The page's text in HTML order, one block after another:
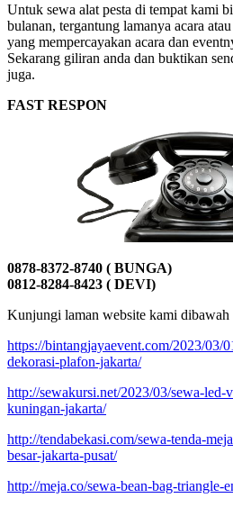
Untuk sewa alat pesta di tempat kami
bulanan, tergantung lamanya acara
yang mempercayakan acara dan
Sekarang giliran anda dan buktikan
juga.
FAST RESPON
0878-8372-8740 ( BUNGA)
0812-8284-8423 ( DEVI)
Kunjungi laman website kami
https://bintangjayaevent.com/2023/03/
dekorasi-plafon-jakarta/
http://sewakursi.net/2023/03/sewa-led-
kuningan-jakarta/
http://tendabekasi.com/sewa-tenda-
besar-jakarta-pusat/
http://meja.co/sewa-bean-bag-triangle-